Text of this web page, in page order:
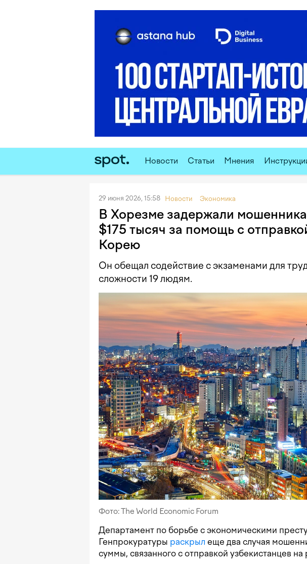
Новости Статьи Мнения
29 июня 2026, 15:58 Новости Экономика
В Хорезме задержали
$175 тысяч за помощь с
Корею
Он обещал содействие с экзаменами для
сложности 19 людям.
Фото: The World Economic Forum
Департамент по борьбе с экономическими
Генпрокуратуры раскрыл еще два случая
суммы, связанного с отправкой узбекистанцев